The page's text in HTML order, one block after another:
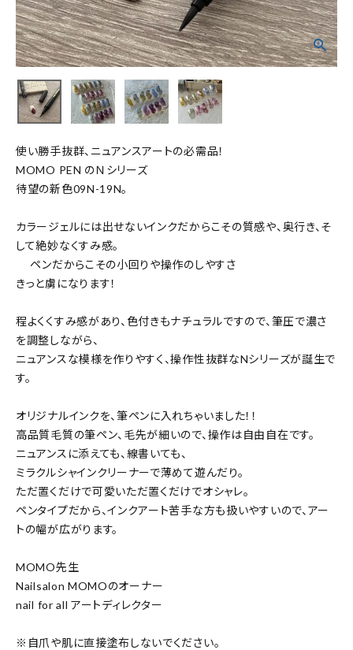
使い勝手抜群、ニュアンスアートの必需品！
MOMO PEN のＮシリーズ
待望の新色09N-19N。
カラージェルには出せないインクだからこその質感や、奥行き、そ
して絶妙なくすみ感。
ペンだからこその小回りや操作のしやすさ
きっと虜になります！
程よくくすみ感があり、色付きもナチュラルですので、筆圧で濃さ
を調整しながら、
ニュアンスな模様を作りやすく、操作性抜群なNシリーズが誕生で
す。
オリジナルインクを、筆ペンに入れちゃいました！！
高品質毛質の筆ペン、毛先が細いので、操作は自由自在です。
ニュアンスに添えても、線書いても、
ミラクルシャインクリーナーで薄めて遊んだり。
ただ置くだけで可愛いただ置くだけでオシャレ。
ペンタイプだから、インクアート苦手な方も扱いやすいので、アー
トの幅が広がります。
MOMO先生
Nailsalon MOMOのオーナー
nail for all アートディレクター
※自爪や肌に直接塗布しないでください。